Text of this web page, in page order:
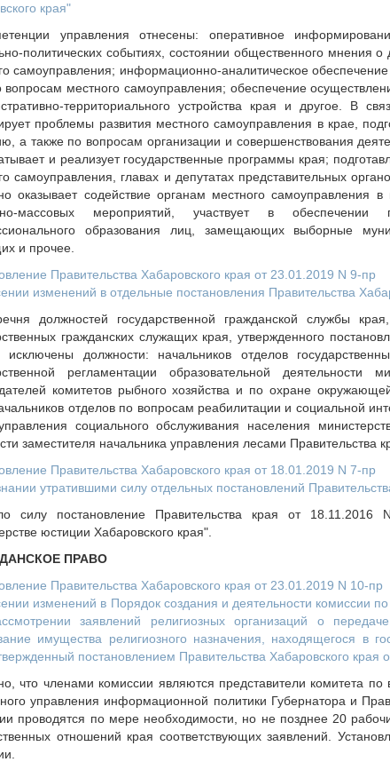
края"
управления отнесены: оперативное
политических событиях, состоянии общественного мнения о
самоуправления; информационно-аналитическое
вопросам местного самоуправления; обеспечение
территориального устройства края и другое. В
проблемы развития местного самоуправления в крае,
а также по вопросам организации и совершенствования
и реализует государственные программы края;
самоуправления, главах и депутатах представительных
оказывает содействие органам местного самоуправления
массовых мероприятий, участвует в обеспечении
образования лиц, замещающих выборные
и прочее.
Правительства Хабаровского края от 23.01.2019 N 9-пр
изменений в отдельные постановления Правительства
должностей государственной гражданской службы
гражданских служащих края, утвержденного
исключены должности: начальников отделов
регламентации образовательной деятельности
комитетов рыбного хозяйства и по охране
отделов по вопросам реабилитации и социальной
социального обслуживания населения
заместителя начальника управления лесами Правительства
Правительства Хабаровского края от 18.01.2019 N 7-пр
утратившими силу отдельных постановлений
силу постановление Правительства края от
юстиции Хабаровского края".
ПРАВО
Правительства Хабаровского края от 23.01.2019 N 10-пр
изменений в Порядок создания и деятельности комиссии
заявлений религиозных организаций о
имущества религиозного назначения, находящегося в
постановлением Правительства Хабаровского края
что членами комиссии являются представители комитета по
управления информационной политики Губернатора и
проводятся по мере необходимости, но не позднее 20
отношений края соответствующих заявлений.